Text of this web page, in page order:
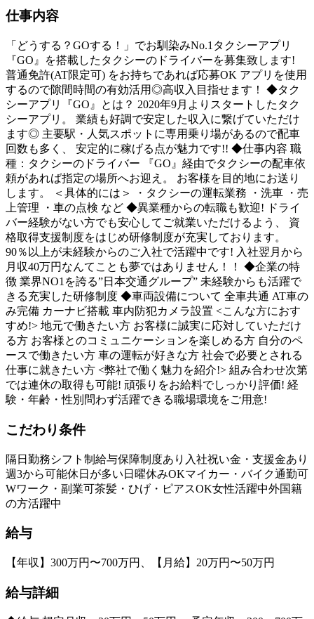
仕事内容
「どうする？GOする！」でお馴染みNo.1タクシーアプリ
『GO』を搭載したタクシーのドライバーを募集致します!
普通免許(AT限定可) をお持ちであれば応募OK アプリを使用
するので隙間時間の有効活用◎高収入目指せます！ ◆タク
シーアプリ『GO』とは？ 2020年9月よりスタートしたタク
シーアプリ。 業績も好調で安定した収入に繋げていただけ
ます◎ 主要駅・人気スポットに専用乗り場があるので配車
回数も多く、 安定的に稼げる点が魅力です!! ◆仕事内容 職
種：タクシーのドライバー 『GO』経由でタクシーの配車依
頼があれば指定の場所へお迎え。 お客様を目的地にお送り
します。 ＜具体的には＞ ・タクシーの運転業務 ・洗車 ・売
上管理 ・車の点検 など ◆異業種からの転職も歓迎! ドライ
バー経験がない方でも安心してご就業いただけるよう、 資
格取得支援制度をはじめ研修制度が充実しております。
90％以上が未経験からのご入社で活躍中です! 入社翌月から
月収40万円なんてことも夢ではありません！！ ◆企業の特
徴 業界NO1を誇る”日本交通グループ” 未経験からも活躍で
きる充実した研修制度 ◆車両設備について 全車共通 AT車の
み完備 カーナビ搭載 車内防犯カメラ設置 <こんな方におす
すめ!> 地元で働きたい方 お客様に誠実に応対していただけ
る方 お客様とのコミュニケーションを楽しめる方 自分のペ
ースで働きたい方 車の運転が好きな方 社会で必要とされる
仕事に就きたい方 <弊社で働く魅力を紹介!> 組み合わせ次第
では連休の取得も可能! 頑張りをお給料でしっかり評価! 経
験・年齢・性別問わず活躍できる職場環境をご用意!
こだわり条件
隔日勤務シフト制 給与保障制度あり 入社祝い金・支援金あり
週3から可能休日が多い 日曜休みOKマイカー・バイク通勤可
Wワーク・副業可茶髪・ひげ・ピアスOK女性活躍中外国籍
の方活躍中
給与
【年収】300万円〜700万円、【月給】20万円〜50万円
給与詳細